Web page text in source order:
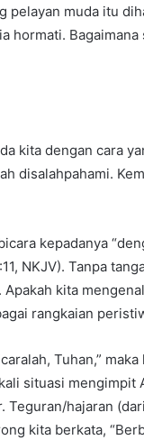
pelayan muda itu
hormati.
kita dengan cara
disalahpahami.
kepadanya
NKJV). Tanpa
kita
rangkaian
Tuhan,”
situasi mengimpit
Teguran/hajaran
kita berkata,